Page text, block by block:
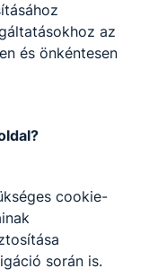
az
és önkéntesen
cookie-
során is.